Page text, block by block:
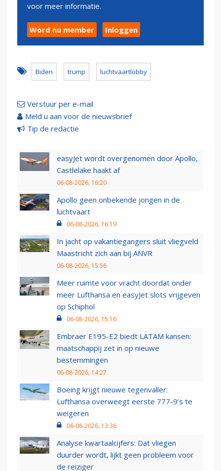
voor meer informatie.
Word nu member Inloggen
Biden trump luchtvaartlobby
Verstuur per e-mail
Meld u aan voor de nieuwsbrief
Tip de redactie
easyJet wordt overgenomen door Apollo,
Castlelake haakt af
06-08-2026, 16:20
Apollo geen onbekende jongen in de
luchtvaart
06-08-2026, 16:19
In jacht op vakantiegangers sluit vliegveld
Maastricht zich aan bij ANVR
06-08-2026, 15:56
Meer ruimte voor vracht doordat onder
meer Lufthansa en easyJet slots vrijgeven
op Schiphol
06-08-2026, 15:16
Embraer E195-E2 biedt LATAM kansen:
maatschappij zet in op nieuwe
bestemmingen
06-08-2026, 14:27
Boeing krijgt nieuwe tegenvaller:
Lufthansa overweegt eerste 777-9’s te
weigeren
06-08-2026, 13:36
Analyse kwartaalcijfers: Dat vliegen
duurder wordt, lijkt geen probleem voor
de reiziger